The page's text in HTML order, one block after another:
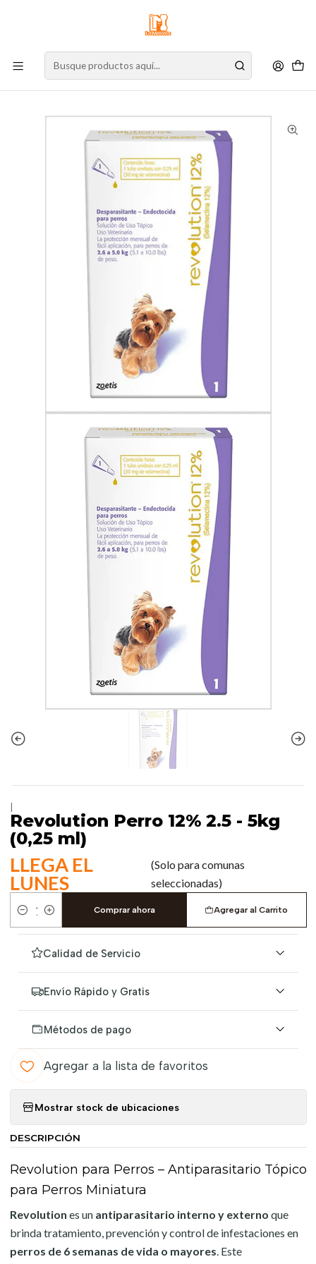
Nuestro stock online es independiente de la tienda física.
Compre por la web para garantizar sus productos y espere nuestra
Inicio Perro
Antiparasitarios
Revolution Perro 12% 2.5 - 5kg (0,25 ml)
Revolution Perro 12% 2.5 - 5kg
(0,25 ml)
LLEGA EL
LUNES
(Solo para comunas
seleccionadas)
Cantidad
Agregar al Carrito
Comprar ahora
Calidad de Servicio
Envío Rápido y Gratis
Métodos de pago
Agregar a la lista de favoritos
Mostrar stock de ubicaciones
DESCRIPCIÓN
Revolution para Perros – Antiparasitario Tópico
para Perros Miniatura
Revolution es un antiparasitario interno y externo que
brinda tratamiento, prevención y control de infestaciones en
perros de 6 semanas de vida o mayores. Este